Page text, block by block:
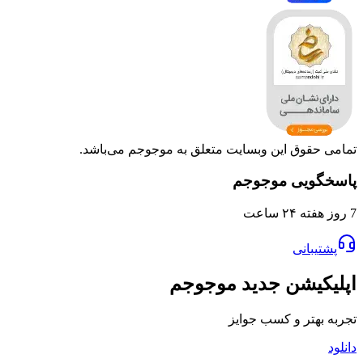
این وبسایت متعلق به موجوجم می‌باشد.
موجوجم
جدید موجوجم
و کسب جوایز